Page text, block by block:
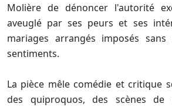
Molière de dénoncer l'autorité
aveuglé par ses peurs et ses
mariages arrangés imposés
sentiments.
La pièce mêle comédie et critique
des quiproquos, des scènes de